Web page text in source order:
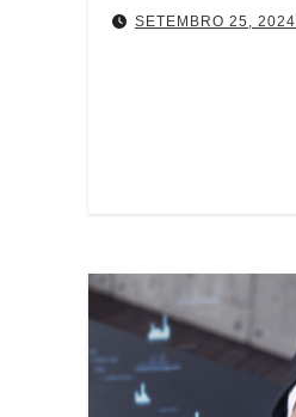
SETEMBRO 25, 2024